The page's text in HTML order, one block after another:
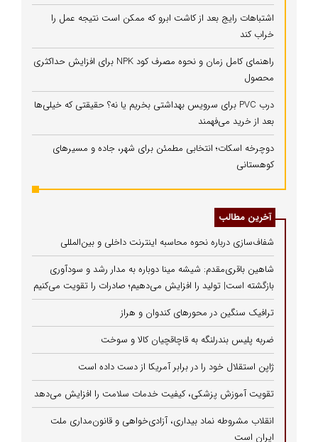
اشتباهات رایج بعد از کاشت ابرو که ممکن است نتیجه عمل را
خراب کند
راهنمای کامل زمان و نحوه مصرف کود NPK برای افزایش حداکثری
محصول
درب PVC برای سرویس بهداشتی بخریم یا نه؟ حقیقتی که خیلی‌ها
بعد از خرید می‌فهمند
دوچرخه اسکات؛ انتخابی مطمئن برای شهر، جاده و مسیرهای
کوهستانی
آخرین مطالب
شفاف‌سازی درباره نحوه محاسبه اینترنت داخلی و بین‌المللی
شاهین باقری‌مقدم: شیشه مینا دوباره به مدار رشد و سودآوری
بازگشته است| تولید را افزایش می‌دهیم؛ صادرات را تقویت می‌کنیم
ترافیک سنگین در محورهای کندوان و هراز
ضربه پلیس بندرلنگه به قاچاقچیان کالا و سوخت
ژاپن استقلال خود را در برابر آمریکا از دست داده است
تقویت آموزش پزشکی، کیفیت خدمات سلامت را افزایش می‌دهد
انقلاب مشروطه نماد بیداری، آزادی‌خواهی و قانون‌مداری ملت
ایران است